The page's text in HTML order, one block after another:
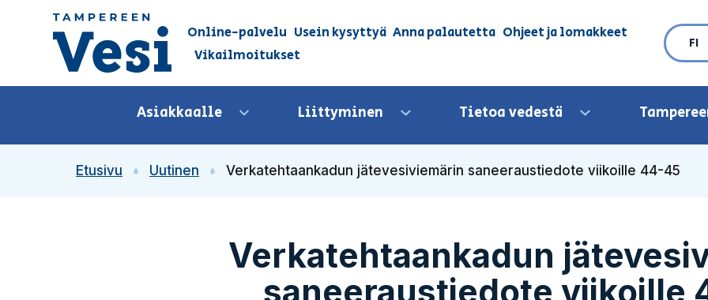
Siirry sisältöön
Siirry etusivulle
Online-palvelu Usein kysyttyä Anna palautetta Ohjeet ja lomakkeet
Vikailmoitukset
FI
Asiakkaalle Avaa valikkoLiittyminen Avaa valikkoTietoa vedestä Avaa valikko
Etusivu Uutinen Verkatehtaankadun jätevesiviemärin saneeraustiedote viikoille 44-45
Verkatehtaankadun
saneeraustiedote viikoille